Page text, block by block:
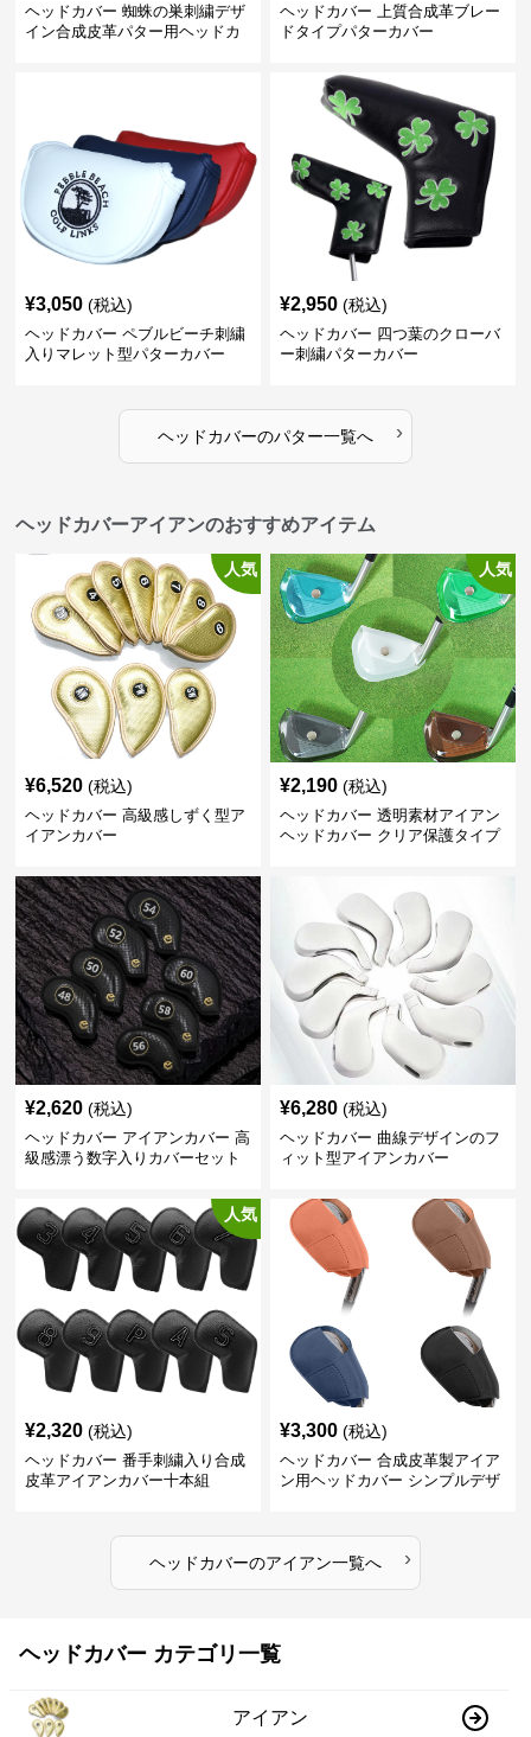
ヘッドカバー 蜘蛛の巣刺繍デザ
イン合成皮革パター用ヘッドカ
ヘッドカバー 上質合成革ブレー
ドタイプパターカバー
¥3,050 (税込)
ヘッドカバー ペブルビーチ刺繍
入りマレット型パターカバー
¥2,950 (税込)
ヘッドカバー 四つ葉のクローバ
ー刺繍パターカバー
ヘッドカバーのパター一覧へ ›
ヘッドカバーアイアンのおすすめアイテム
人気
¥6,520 (税込)
ヘッドカバー 高級感しずく型ア
イアンカバー
人気
¥2,190 (税込)
ヘッドカバー 透明素材アイアン
ヘッドカバー クリア保護タイプ
¥2,620 (税込)
ヘッドカバー アイアンカバー 高
級感漂う数字入りカバーセット
¥6,280 (税込)
ヘッドカバー 曲線デザインのフ
ィット型アイアンカバー
人気
¥2,320 (税込)
ヘッドカバー 番手刺繍入り合成
皮革アイアンカバー十本組
¥3,300 (税込)
ヘッドカバー 合成皮革製アイア
ン用ヘッドカバー シンプルデザ
ヘッドカバーのアイアン一覧へ ›
ヘッドカバー カテゴリ一覧
アイアン